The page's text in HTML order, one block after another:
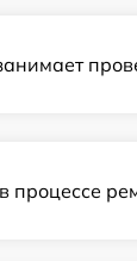
процессе